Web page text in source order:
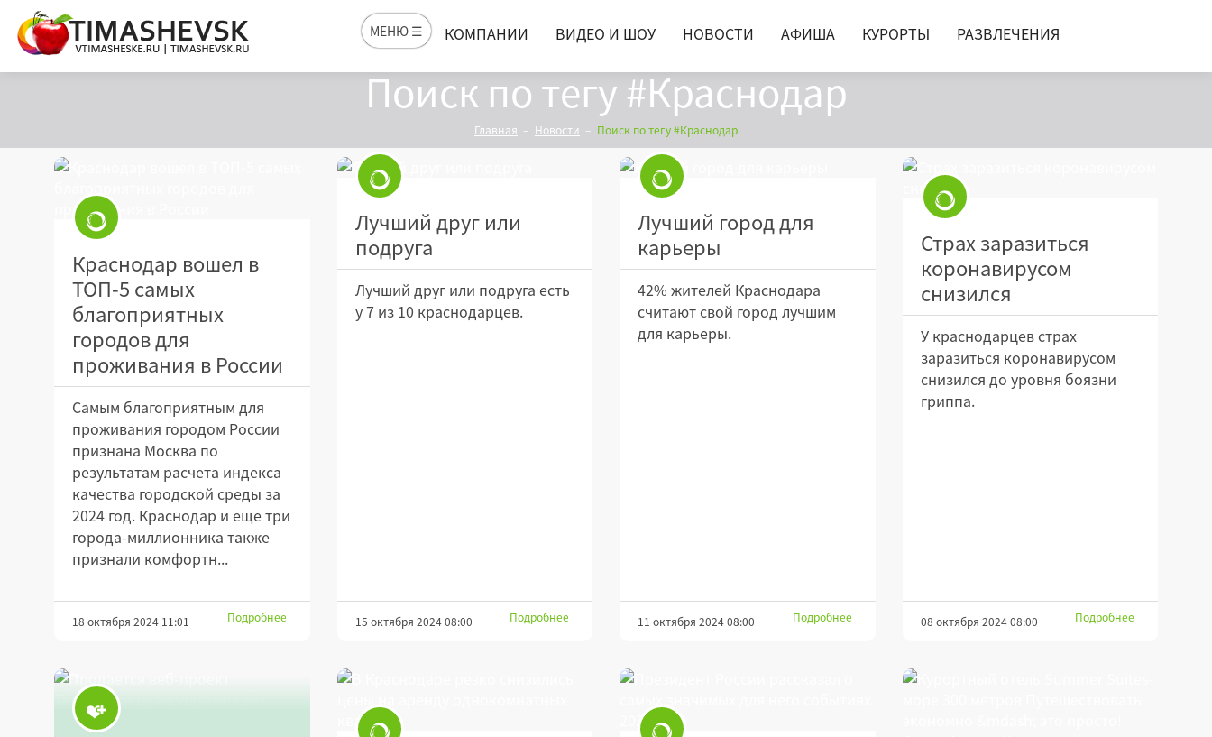
МЕНЮ ☰ КОМПАНИИ ВИДЕО И ШОУ НОВОСТИ АФИША КУРОРТЫ РАЗВЛЕЧЕНИЯ
Поиск по тегу #Краснодар
Главная Новости Поиск по тегу #Краснодар
Краснодар вошел в
ТОП-5 самых
благоприятных
городов для
проживания в России
Самым благоприятным для
проживания городом России
признана Москва по
результатам расчета индекса
качества городской среды за
2024 год. Краснодар и еще три
города-миллионника также
признали комфортн...
18 октября 2024 11:01 Подробнее
Лучший друг или
подруга
Лучший друг или подруга есть
у 7 из 10 краснодарцев.
15 октября 2024 08:00 Подробнее
Лучший город для
карьеры
42% жителей Краснодара
считают свой город лучшим
для карьеры.
11 октября 2024 08:00 Подробнее
Страх заразиться
коронавирусом
снизился
У краснодарцев страх
заразиться коронавирусом
снизился до уровня боязни
гриппа.
08 октября 2024 08:00 Подробнее